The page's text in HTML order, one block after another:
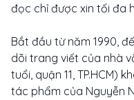
đọc chỉ được xin tối đa
Bắt đầu từ năm 1990,
dõi trang viết của nhà
tuổi, quận 11, TP.HCM)
tác phẩm của Nguyễn